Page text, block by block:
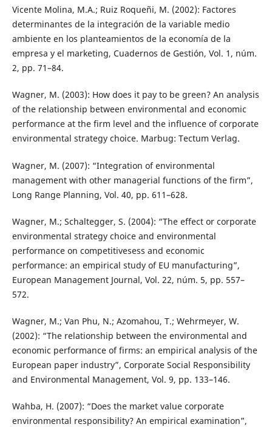
Vicente Molina, M.A.; Ruiz Roqueñi, M. (2002): Factores
determinantes de la integración de la variable medio
ambiente en los planteamientos de la economía de la
empresa y el marketing, Cuadernos de Gestión, Vol. 1, núm.
2, pp. 71–84.
Wagner, M. (2003): How does it pay to be green? An analysis
of the relationship between environmental and economic
performance at the firm level and the influence of corporate
environmental strategy choice. Marbug: Tectum Verlag.
Wagner, M. (2007): “Integration of environmental
management with other managerial functions of the firm”,
Long Range Planning, Vol. 40, pp. 611–628.
Wagner, M.; Schaltegger, S. (2004): “The effect or corporate
environmental strategy choice and environmental
performance on competitivesess and economic
performance: an empirical study of EU manufacturing”,
European Management Journal, Vol. 22, núm. 5, pp. 557–
572.
Wagner, M.; Van Phu, N.; Azomahou, T.; Wehrmeyer, W.
(2002): “The relationship between the environmental and
economic performance of firms: an empirical analysis of the
European paper industry”, Corporate Social Responsibility
and Environmental Management, Vol. 9, pp. 133–146.
Wahba, H. (2007): “Does the market value corporate
environmental responsibility? An empirical examination”,